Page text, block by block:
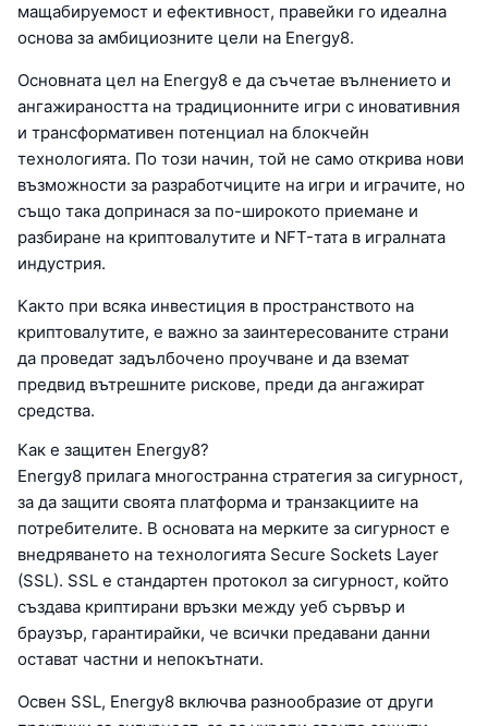
мащабируемост и ефективност, правейки го идеална
основа за амбициозните цели на Energy8.
Основната цел на Energy8 е да съчетае вълнението и
ангажираността на традиционните игри с иновативния
и трансформативен потенциал на блокчейн
технологията. По този начин, той не само открива нови
възможности за разработчиците на игри и играчите, но
също така допринася за по-широкото приемане и
разбиране на криптовалутите и NFT-тата в игралната
индустрия.
Както при всяка инвестиция в пространството на
криптовалутите, е важно за заинтересованите страни
да проведат задълбочено проучване и да вземат
предвид вътрешните рискове, преди да ангажират
средства.
Как е защитен Energy8?
Energy8 прилага многостранна стратегия за сигурност,
за да защити своята платформа и транзакциите на
потребителите. В основата на мерките за сигурност е
внедряването на технологията Secure Sockets Layer
(SSL). SSL е стандартен протокол за сигурност, който
създава криптирани връзки между уеб сървър и
браузър, гарантирайки, че всички предавани данни
остават частни и непокътнати.
Освен SSL, Energy8 включва разнообразие от други